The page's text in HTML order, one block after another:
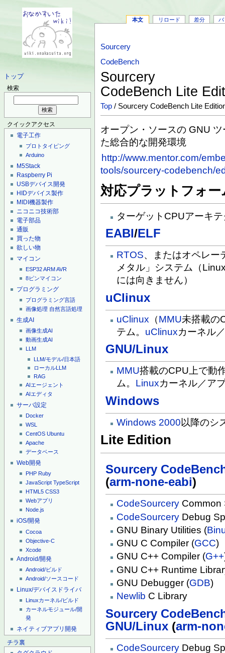
トップ
検索
クイックアクセス
電子工作
プロトタイピング
Arduino
M5Stack
Raspberry Pi
USBデバイス開発
HIDデバイス製作
MIDI機器製作
ニコニコ技術部
電子部品
通販
買った物
欲しい物
マイコン
ESP32ARMAVR
8ピンマイコン
プログラミング
プログラミング言語
画像処理 自然言語処理
生成AI
画像生成AI
動画生成AI
LLM
LLM/モデル/日本語
ローカルLLM
RAG
AIエージェント
AIエディタ
サーバ設定
Docker
WSL
CentOS Ubuntu
Apache
データベース
Web開発
PHP Ruby
JavaScript TypeScript
HTML5 CSS3
Webアプリ
Node.js
iOS/開発
Cocoa
Objective-C
Xcode
Android/開発
Android/ビルド
Android/ソースコード
Linux/デバイスドライバ
Linuxカーネル/ビルド
カーネルモジュール/開
発
ネイティブアプリ開発
チラ裏
本文 リロード 差分 バ
Sourcery
CodeBench
Sourcery
CodeBench Lite
Top / Sourcery CodeBench Lite
オープン・ソースの GNU
た総合的な開発環境
http://www.mentor.com/
tools/sourcery-codebench/
対応プラットフォー
ターゲットCPUアーキ
EABI/ELF
RTOS、またはオペレー
メタル」システム（
には向きません）
uClinux
uClinux （MMU未搭載の
テム。 uClinuxカーネル
GNU/Linux
MMU搭載のCPU上で動
ム。 Linuxカーネル／ア
Windows
Windows 2000以降のシ
Lite Edition
Sourcery
(arm-none-eabi)
CodeSourcery Common
CodeSourcery Debug
GNU Binary Utilities (
GNU C Compiler (GCC)
GNU C++ Compiler (G++
GNU C++ Runtime
GNU Debugger (GDB)
Newlib C Library
Sourcery
GNU/Linux (arm-
CodeSourcery Debug